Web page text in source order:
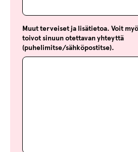
Muut terveiset ja lisätietoa. Voit
toivot sinuun otettavan yhteyttä
(puhelimitse/sähköpostitse).